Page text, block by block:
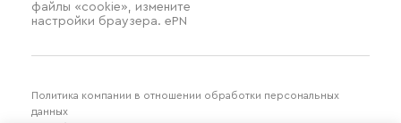
файлы «cookie», измените
настройки браузера. ePN
Политика компании в отношении обработки персональных
данных